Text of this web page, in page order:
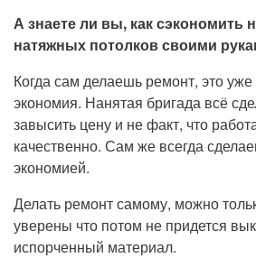
А знаете ли вы, как сэкономить
натяжных потолков своими
Когда сам делаешь ремонт, это
экономия. Нанятая бригада всё
завысить цену и не факт, что
качественно. Сам же всегда
экономией.
Делать ремонт самому, можно
уверены что потом не придется
испорченный материал.